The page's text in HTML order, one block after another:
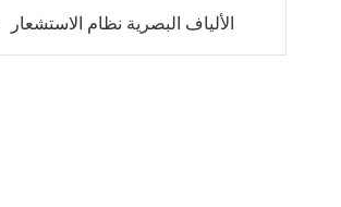
الألياف البصرية نظام الاستشعار